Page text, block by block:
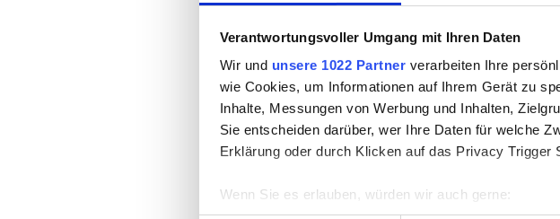
Verantwortungsvoller Umgang mit Ihren Daten
Wir und unsere 1022 Partner verarbeiten Ihre
wie Cookies, um Informationen auf Ihrem Gerät zu
Inhalte, Messungen von Werbung und Inhalten,
Sie entscheiden darüber, wer Ihre Daten für welche
Erklärung oder durch Klicken auf das Privacy Trigger
Wenn Sie es erlauben, würden wir auch gerne: